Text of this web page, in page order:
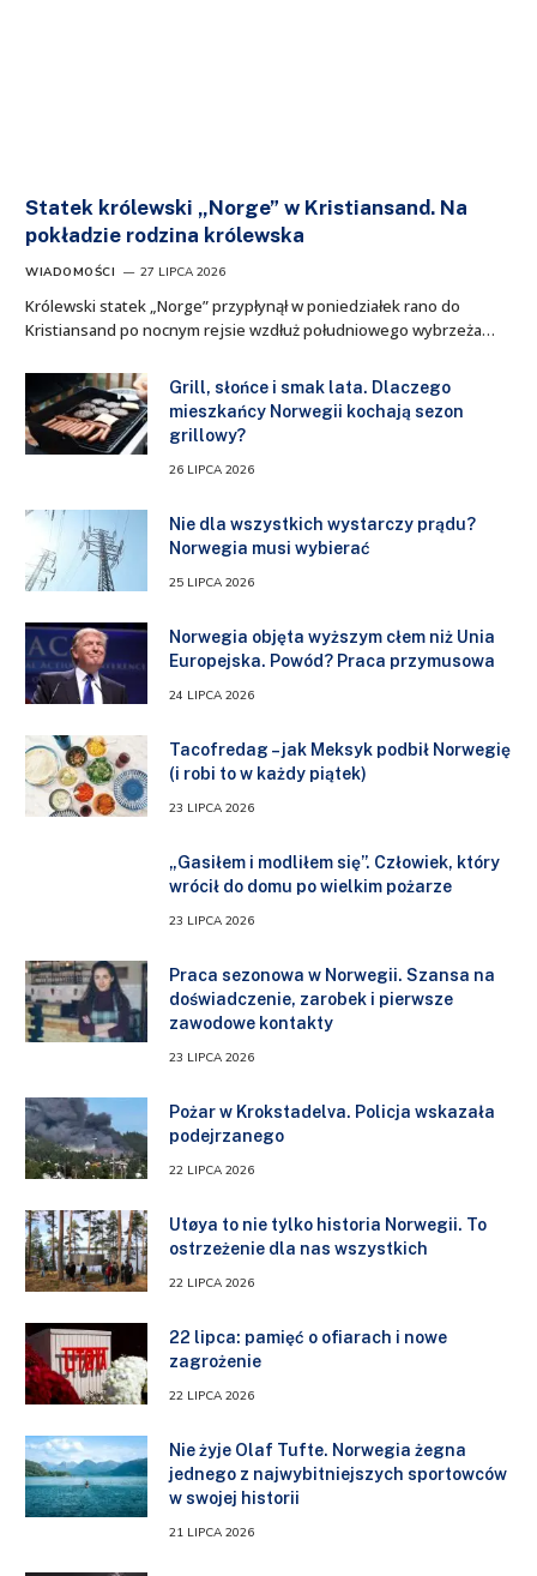
Statek królewski „Norge” w Kristiansand. Na
pokładzie rodzina królewska
WIADOMOŚCI 27 LIPCA 2026
Królewski statek „Norge” przypłynął w poniedziałek rano do
Kristiansand po nocnym rejsie wzdłuż południowego wybrzeża…
Grill, słońce i smak lata. Dlaczego
mieszkańcy Norwegii kochają sezon
grillowy?
26 LIPCA 2026
Nie dla wszystkich wystarczy prądu?
Norwegia musi wybierać
25 LIPCA 2026
Norwegia objęta wyższym cłem niż Unia
Europejska. Powód? Praca przymusowa
24 LIPCA 2026
Tacofredag – jak Meksyk podbił Norwegię
(i robi to w każdy piątek)
23 LIPCA 2026
„Gasiłem i modliłem się”. Człowiek, który
wrócił do domu po wielkim pożarze
23 LIPCA 2026
Praca sezonowa w Norwegii. Szansa na
doświadczenie, zarobek i pierwsze
zawodowe kontakty
23 LIPCA 2026
Pożar w Krokstadelva. Policja wskazała
podejrzanego
22 LIPCA 2026
Utøya to nie tylko historia Norwegii. To
ostrzeżenie dla nas wszystkich
22 LIPCA 2026
22 lipca: pamięć o ofiarach i nowe
zagrożenie
22 LIPCA 2026
Nie żyje Olaf Tufte. Norwegia żegna
jednego z najwybitniejszych sportowców
w swojej historii
21 LIPCA 2026